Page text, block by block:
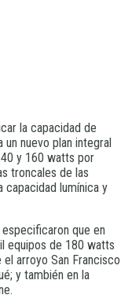
la capacidad de
nuevo plan integral
y 160 watts por
troncales de las
capacidad lumínica y
que en
equipos de 180 watts
arroyo San Francisco
y también en la